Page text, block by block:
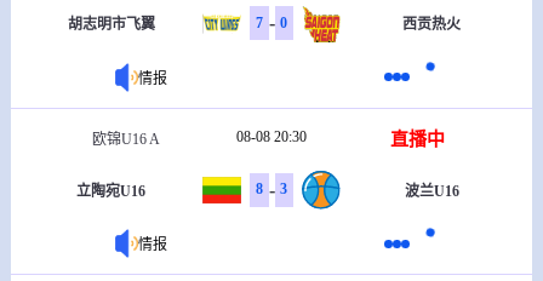
胡志明市飞翼 7 - 0 西贡热火
情报
欧锦U16 A 08-08 20:30 直播中
立陶宛U16 8 - 3 波兰U16
情报